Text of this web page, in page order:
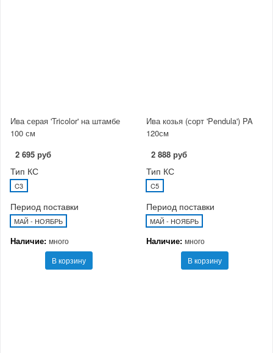
Ива серая 'Tricolor' на штамбе
100 см
2 695 руб
Тип КС
C3
Период поставки
МАЙ - НОЯБРЬ
Наличие: много
В корзину
Ива козья (сорт 'Pendula') PA
120см
2 888 руб
Тип КС
C5
Период поставки
МАЙ - НОЯБРЬ
Наличие: много
В корзину